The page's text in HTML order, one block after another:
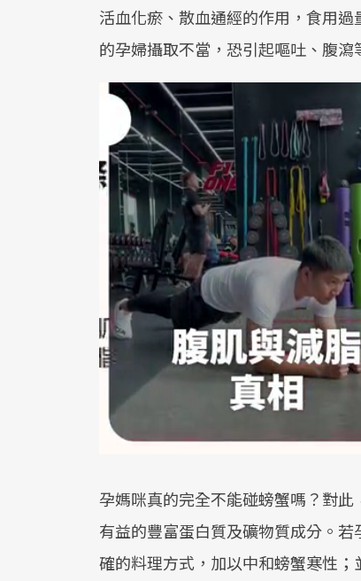
活血化瘀、散血通經的作用，食用
的孕婦攝取不當，恐引起嘔吐、腹瀉
孕媽咪真的完全不能碰螃蟹嗎？對
有益的豐富蛋白質及礦物質成分。
確的料理方式，加以中和螃蟹寒性